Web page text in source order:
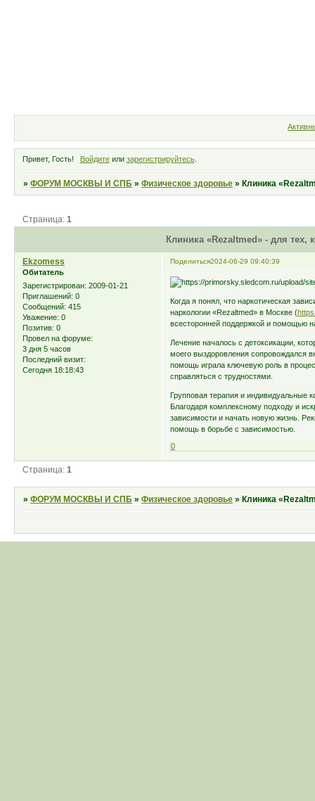
Привет, Гость! Войдитеили зарегистрируйтесь.
»ФОРУМ МОСКВЫ И СПБ »Физическое здоровье »Клиника
Клиника «Rezaltmed» - для тех,
Страница:1
Поделиться2024-06-29 09:40:39
Ekzomess
Обитатель
Зарегистрирован: 2009-01-21
Приглашений: 0
Сообщений: 415
Уважение: 0
Позитив: 0
Провел на форуме:
3 дня 5 часов
Последний визит:
Сегодня 18:18:43
Когда я понял, что наркотическая
наркологии «Rezaltmed» в Москве (
всесторонней поддержкой и помощью
Лечение началось с детоксикации,
моего выздоровления сопровождался
помощь играла ключевую роль в
справляться с трудностями.
Групповая терапия и индивидуальные
Благодаря комплексному подходу и
зависимости и начать новую жизнь.
помощь в борьбе с зависимостью.
0
Страница:1
»ФОРУМ МОСКВЫ И СПБ »Физическое здоровье »Клиника